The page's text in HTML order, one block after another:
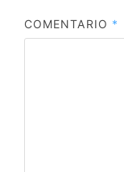
COMENTARIO *